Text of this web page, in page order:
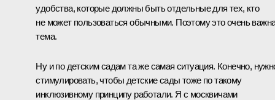
удобства, которые должны быть отдельные для тех, кто
не может пользоваться обычными. Поэтому это очень
тема.
Ну и по детским садам та же самая ситуация. Конечно,
стимулировать, чтобы детские сады тоже по такому
инклюзивному принципу работали. Я с москвичами